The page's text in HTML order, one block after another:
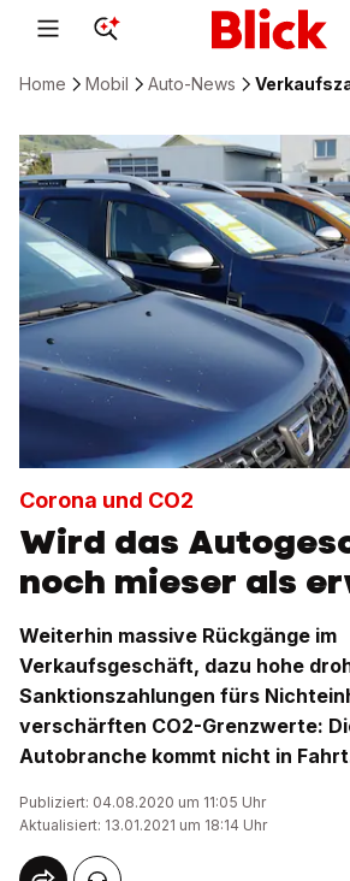
Home Mobil Auto-News
Corona und CO2
Wird das
noch mieser als
Weiterhin massive Rückgänge im
Verkaufsgeschäft, dazu hohe
Sanktionszahlungen fürs
verschärften CO2-Grenzwerte:
Autobranche kommt nicht in
Publiziert: 04.08.2020 um 11:05 Uhr
Aktualisiert: 13.01.2021 um 18:14 Uhr